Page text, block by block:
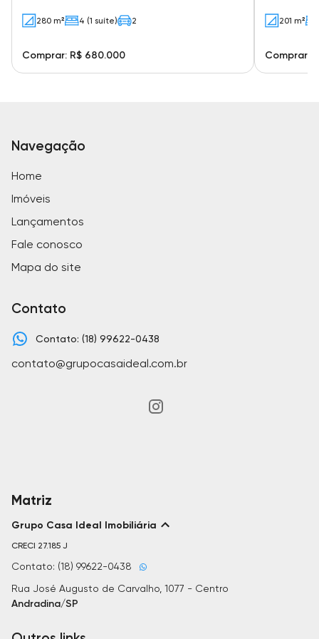
280 m² 4 (1 suíte) 2
Comprar: R$ 680.000
201 m²
Comprar:
Navegação
Home
Imóveis
Lançamentos
Fale conosco
Mapa do site
Contato
Contato: (18) 99622-0438
contato@grupocasaideal.com.br
Matriz
Grupo Casa Ideal Imobiliária
CRECI 27.185 J
Contato: (18) 99622-0438
Rua José Augusto de Carvalho, 1077 - Centro
Andradina/SP